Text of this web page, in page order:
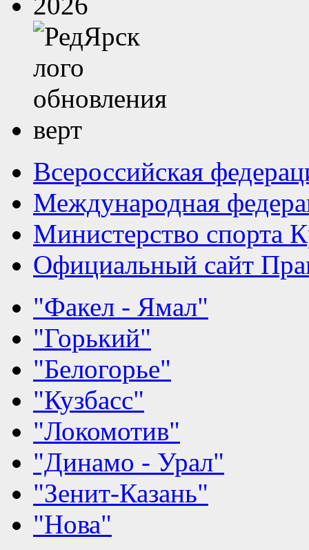
Всероссийская
Международная
Министерство спорта
Официальный сайт
"Факел - Ямал"
"Горький"
"Белогорье"
"Кузбасс"
"Локомотив"
"Динамо - Урал"
"Зенит-Казань"
"Нова"